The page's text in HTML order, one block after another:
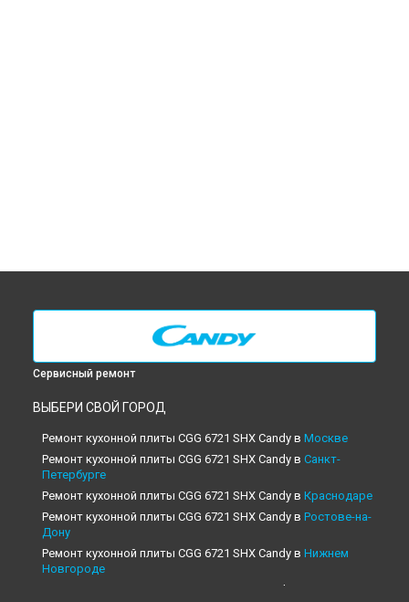
Сервисный ремонт
ВЫБЕРИ СВОЙ ГОРОД
Ремонт кухонной плиты CGG 6721 SHX Candy в Москве
Ремонт кухонной плиты CGG 6721 SHX Candy в Санкт-
Петербурге
Ремонт кухонной плиты CGG 6721 SHX Candy в Краснодаре
Ремонт кухонной плиты CGG 6721 SHX Candy в Ростове-на-
Дону
Ремонт кухонной плиты CGG 6721 SHX Candy в Нижнем
Новгороде
Ремонт кухонной плиты CGG 6721 SHX Candy в